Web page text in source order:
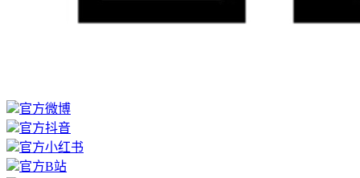
官方微博
官方抖音
官方小红书
官方B站